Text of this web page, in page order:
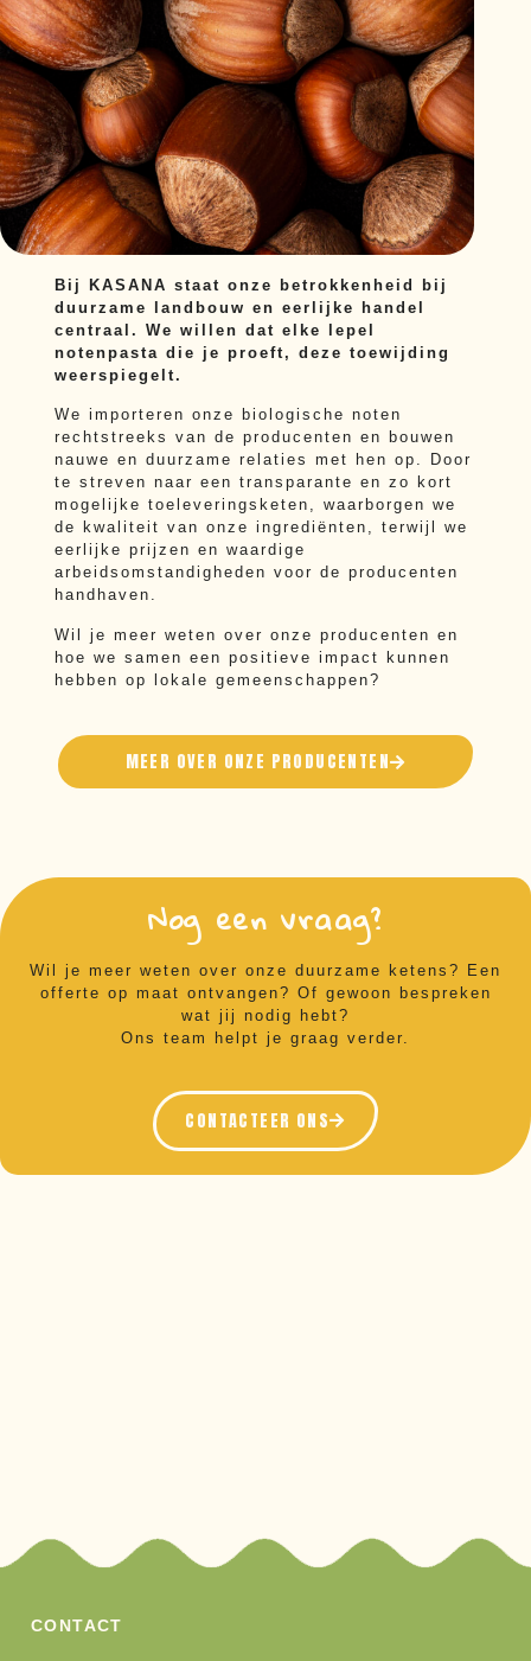
Bij KASANA staat onze betrokkenheid bij
duurzame landbouw en eerlijke handel
centraal. We willen dat elke lepel
notenpasta die je proeft, deze toewijding
weerspiegelt.
We importeren onze biologische noten
rechtstreeks van de producenten en bouwen
nauwe en duurzame relaties met hen op. Door
te streven naar een transparante en zo kort
mogelijke toeleveringsketen, waarborgen we
de kwaliteit van onze ingrediënten, terwijl we
eerlijke prijzen en waardige
arbeidsomstandigheden voor de producenten
handhaven.
Wil je meer weten over onze producenten en
hoe we samen een positieve impact kunnen
hebben op lokale gemeenschappen?
MEER OVER ONZE PRODUCENTEN
Nog een vraag?
Wil je meer weten over onze duurzame ketens? Een
offerte op maat ontvangen? Of gewoon bespreken
wat jij nodig hebt?
Ons team helpt je graag verder.
CONTACTEER ONS
CONTACT